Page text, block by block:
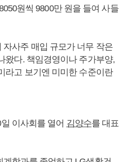
원씩 9800만 원을 들여 사들
사주 매입 규모가 너무 작은
왔다. 책임경영이나 주가부양,
라고 보기엔 미미한 수준이란
이사회를 열어 김양수를 대표